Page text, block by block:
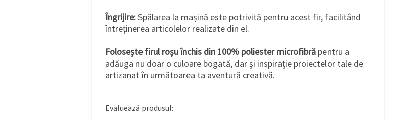
Îngrijire:Spălarea la mașină este potrivită pentru acest fir, facilitând
întreținerea articolelor realizate din el.
Folosește firul roșu închis din 100% poliester microfibră pentru a
adăuga nu doar o culoare bogată, dar și inspirație proiectelor tale de
artizanat în următoarea ta aventură creativă.
Evaluează produsul: